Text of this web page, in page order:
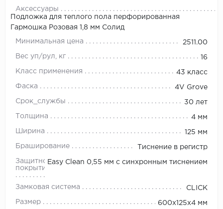
Аксессуары
Подложка для теплого пола перфорированная
Гармошка Розовая 1,8 мм Солид
Минимальная цена 2511.00
Вес уп/рул, кг 16
Класс применения 43 класс
Фаска 4V Grove
Срок_службы 30 лет
Толщина 4 мм
Ширина 125 мм
Браширование Тиснение в регистр
Защитное
покрытие
Easy Clean 0,55 мм с синхронным тиснением
Замковая система CLICK
Размер 600х125х4 мм